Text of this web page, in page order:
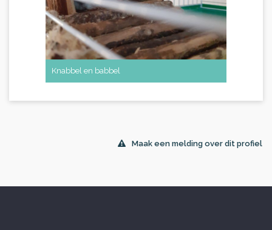
Knabbel en babbel
Maak een melding over dit profiel